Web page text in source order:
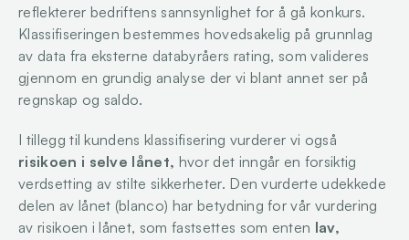
reflekterer bedriftens sannsynlighet for å gå konkurs.
Klassifiseringen bestemmes hovedsakelig på grunnlag
av data fra eksterne databyråers rating, som valideres
gjennom en grundig analyse der vi blant annet ser på
regnskap og saldo.
risikoen i selve lånet, hvor det inngår en forsiktig
verdsetting av stilte sikkerheter. Den vurderte udekkede
delen av lånet (blanco) har betydning for vår vurdering
av risikoen i lånet, som fastsettes som enten lav,